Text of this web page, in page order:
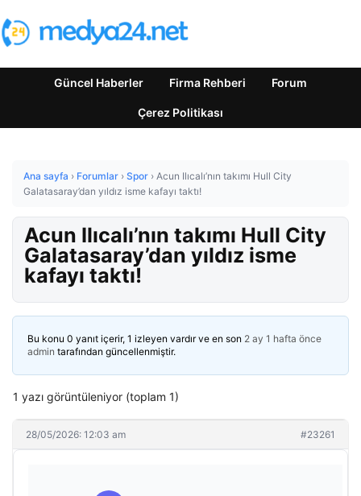
Güncel Haberler Firma Rehberi Forum
Çerez Politikası
Ana sayfa › Forumlar › Spor › Acun Ilıcalı’nın takımı Hull City
Galatasaray’dan yıldız isme kafayı taktı!
Acun Ilıcalı’nın takımı Hull City
Galatasaray’dan yıldız isme
kafayı taktı!
Bu konu 0 yanıt içerir, 1 izleyen vardır ve en son 2 ay 1 hafta önce
admin tarafından güncellenmiştir.
1 yazı görüntüleniyor (toplam 1)
28/05/2026: 12:03 am #23261